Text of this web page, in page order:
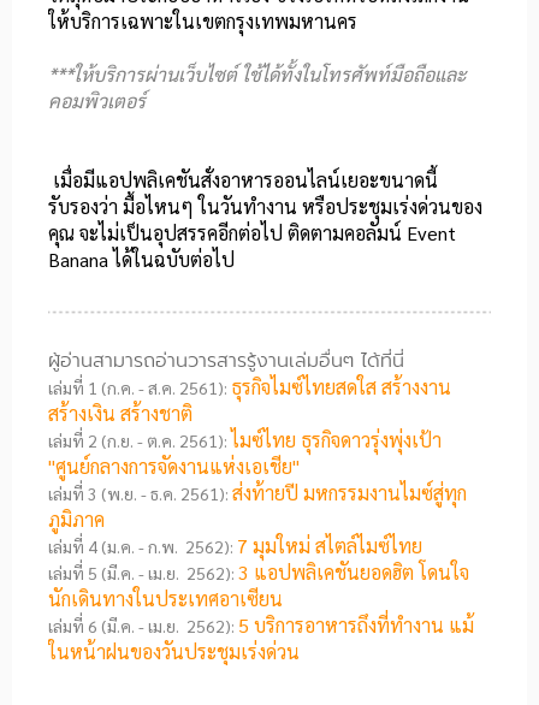
ให้บริการเฉพาะในเขตกรุงเทพมหานคร
***ให้บริการผ่านเว็บไซต์ ใช้ได้ทั้งในโทรศัพท์มือถือและ
คอมพิวเตอร์
เมื่อมีแอปพลิเคชันสั่งอาหารออนไลน์เยอะขนาดนี้
รับรองว่า มื้อไหนๆ ในวันทำงาน หรือประชุมเร่งด่วนของ
คุณ จะไม่เป็นอุปสรรคอีกต่อไป ติดตามคอลัมน์ Event
Banana ได้ในฉบับต่อไป
ผู้อ่านสามารถอ่านวารสารรู้งานเล่มอื่นๆ ได้ที่นี่
เล่มที่ 1 (ก.ค. - ส.ค. 2561): ธุรกิจไมซ์ไทยสดใส สร้างงาน
สร้างเงิน สร้างชาติ
เล่มที่ 2 (ก.ย. - ต.ค. 2561): ไมซ์ไทย ธุรกิจดาวรุ่งพุ่งเป้า
"ศูนย์กลางการจัดงานแห่งเอเชีย"
เล่มที่ 3 (พ.ย. - ธ.ค. 2561): ส่งท้ายปี มหกรรมงานไมซ์สู่ทุก
ภูมิภาค
เล่มที่ 4 (ม.ค. - ก.พ. 2562): 7 มุมใหม่ สไตล์ไมซ์ไทย
เล่มที่ 5 (มี.ค. - เม.ย. 2562): 3 แอปพลิเคชันยอดฮิต โดนใจ
นักเดินทางในประเทศอาเซียน
เล่มที่ 6 (มี.ค. - เม.ย. 2562): 5 บริการอาหารถึงที่ทำงาน แม้
ในหน้าฝนของวันประชุมเร่งด่วน